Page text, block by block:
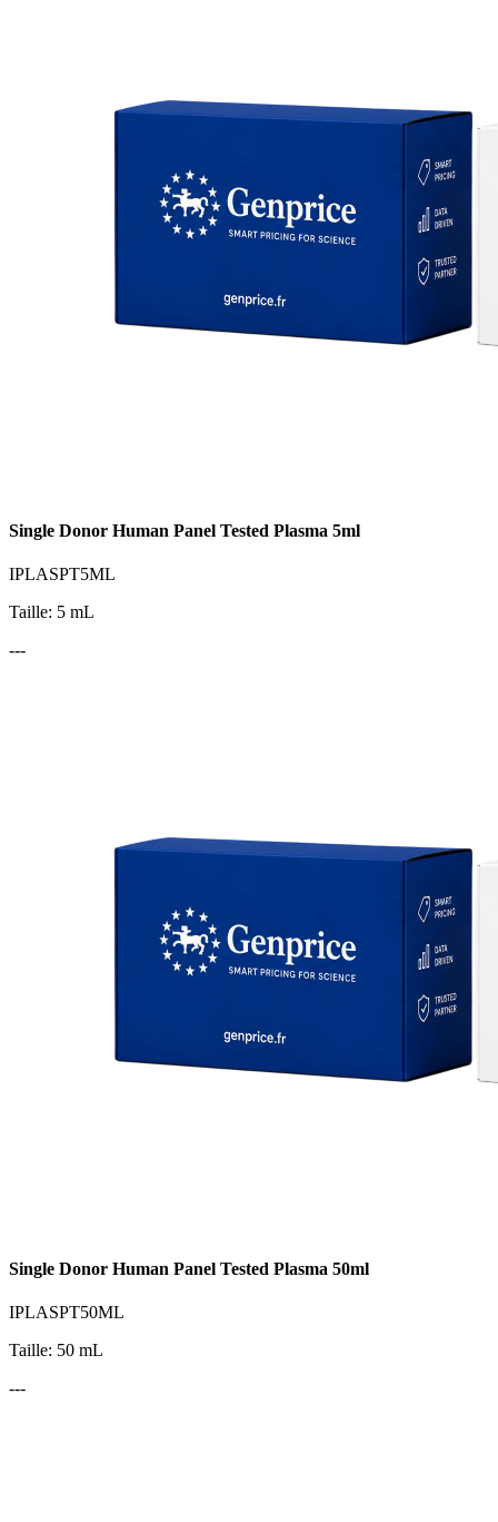
Single Donor Human Panel Tested Plasma 5ml
IPLASPT5ML
Taille: 5 mL
---
Single Donor Human Panel Tested Plasma 50ml
IPLASPT50ML
Taille: 50 mL
---